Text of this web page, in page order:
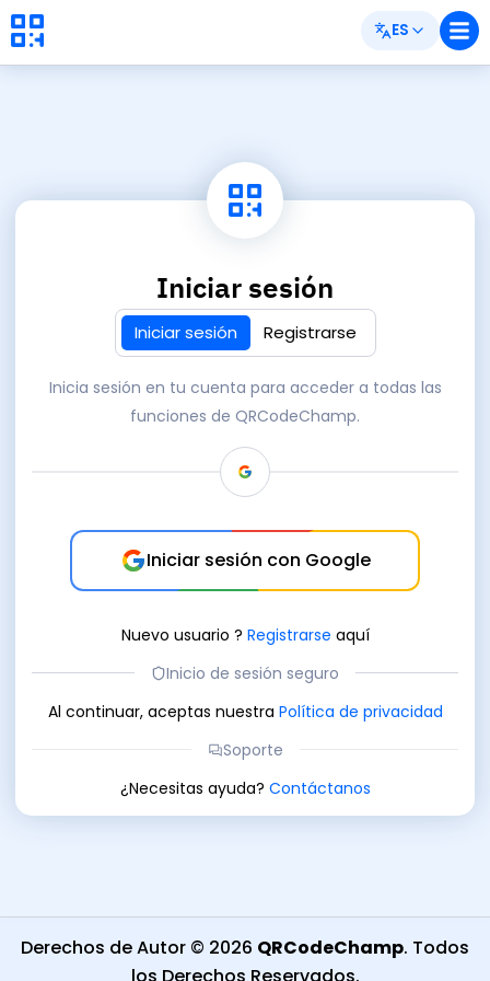
ES
Iniciar sesión
Iniciar sesión Registrarse
Inicia sesión en tu cuenta para acceder a todas las
funciones de QRCodeChamp.
Iniciar sesión con Google
Nuevo usuario ? Registrarse aquí
Inicio de sesión seguro
Al continuar, aceptas nuestra Política de privacidad
Soporte
¿Necesitas ayuda? Contáctanos
Derechos de Autor © 2026 QRCodeChamp. Todos